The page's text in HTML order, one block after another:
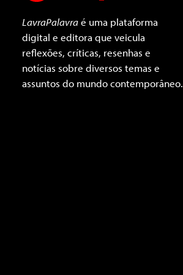
LavraPalavraé uma plataforma
digital e editora que veicula
reflexões, críticas, resenhas e
notícias sobre diversos temas e
assuntos do mundo contemporâneo.